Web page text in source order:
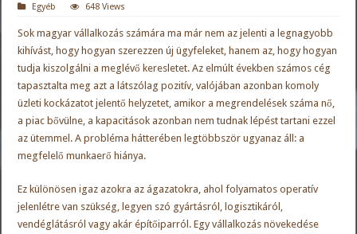
Egyéb 648 Views
Sok magyar vállalkozás számára ma már nem az jelenti a legnagyobb
kihívást, hogy hogyan szerezzen új ügyfeleket, hanem az, hogy hogyan
tudja kiszolgálni a meglévő keresletet. Az elmúlt években számos cég
tapasztalta meg azt a látszólag pozitív, valójában azonban komoly
üzleti kockázatot jelentő helyzetet, amikor a megrendelések száma nő,
a piac bővülne, a kapacitások azonban nem tudnak lépést tartani ezzel
az ütemmel. A probléma hátterében legtöbbször ugyanaz áll: a
megfelelő munkaerő hiánya.
Ez különösen igaz azokra az ágazatokra, ahol folyamatos operatív
jelenlétre van szükség, legyen szó gyártásról, logisztikáról,
vendéglátásról vagy akár építőiparról. Egy vállalkozás növekedése